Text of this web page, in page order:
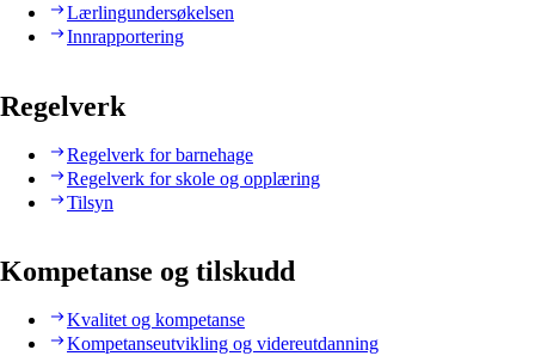
Lærlingundersøkelsen
Innrapportering
Regelverk
Regelverk for barnehage
Regelverk for skole og opplæring
Tilsyn
Kompetanse og tilskudd
Kvalitet og kompetanse
Kompetanseutvikling og videreutdanning